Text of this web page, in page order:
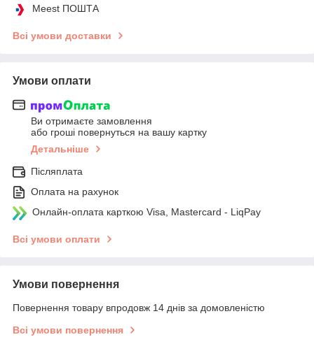
Meest ПОШТА
Всі умови доставки
Умови оплати
Ви отримаєте замовлення
або гроші повернуться на вашу картку
Детальніше
Післяплата
Оплата на рахунок
Онлайн-оплата карткою Visa, Mastercard - LiqPay
Всі умови оплати
Умови повернення
Повернення товару впродовж 14 днів за домовленістю
Всі умови повернення